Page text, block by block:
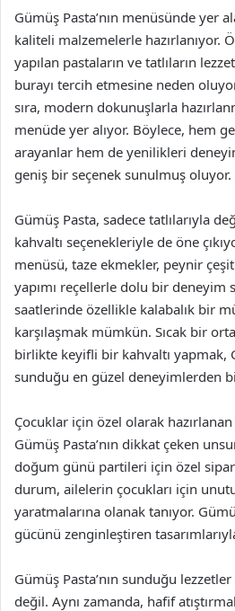
Gümüş Pasta’nın menüsünde yer
kaliteli malzemelerle hazırlanıyor.
yapılan pastaların ve tatlıların
burayı tercih etmesine neden
sıra, modern dokunuşlarla
menüde yer alıyor. Böylece, hem
arayanlar hem de yenilikleri
geniş bir seçenek sunulmuş oluyor.
Gümüş Pasta, sadece tatlılarıyla
kahvaltı seçenekleriyle de öne
menüsü, taze ekmekler, peynir
yapımı reçellerle dolu bir deneyim
saatlerinde özellikle kalabalık bir
karşılaşmak mümkün. Sıcak bir
birlikte keyifli bir kahvaltı yapmak,
sunduğu en güzel deneyimlerden
Çocuklar için özel olarak
Gümüş Pasta’nın dikkat çeken
doğum günü partileri için özel
durum, ailelerin çocukları için
yaratmalarına olanak tanıyor.
gücünü zenginleştiren
Gümüş Pasta’nın sunduğu lezzetler
değil. Aynı zamanda, hafif